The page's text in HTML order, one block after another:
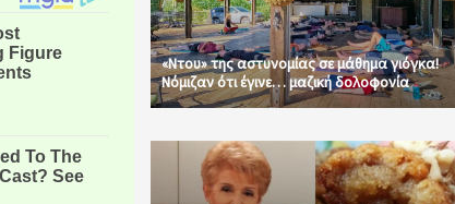
«Ντου» της αστυνομίας σε μάθημα γιόγκα!
Νόμιζαν ότι έγινε… μαζική δολοφονία